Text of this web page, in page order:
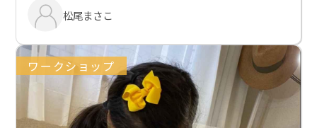
松尾まさこ
ワークショップ